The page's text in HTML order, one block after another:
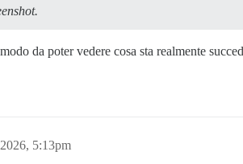
da poter vedere cosa sta realmente
5:13pm